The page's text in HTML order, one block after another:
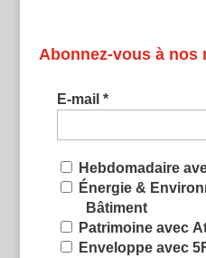
Abonnez-vous à nos
E-mail *
Hebdomadaire
Énergie &
Bâtiment
Patrimoine avec
Enveloppe avec